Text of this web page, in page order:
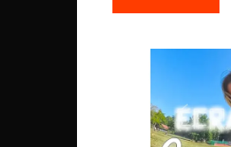
de
l’article